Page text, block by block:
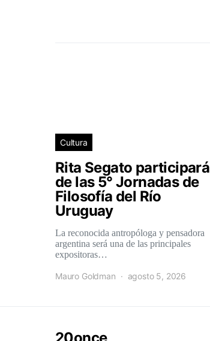
Cultura
Rita Segato participará
de las 5° Jornadas de
Filosofía del Río
Uruguay
La reconocida antropóloga y pensadora
argentina será una de las principales
expositoras…
Mauro Goldman agosto 5, 2026